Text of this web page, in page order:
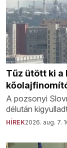
Tűz ütött ki a
A pozsonyi
délután
HÍREK2026. aug. 7.